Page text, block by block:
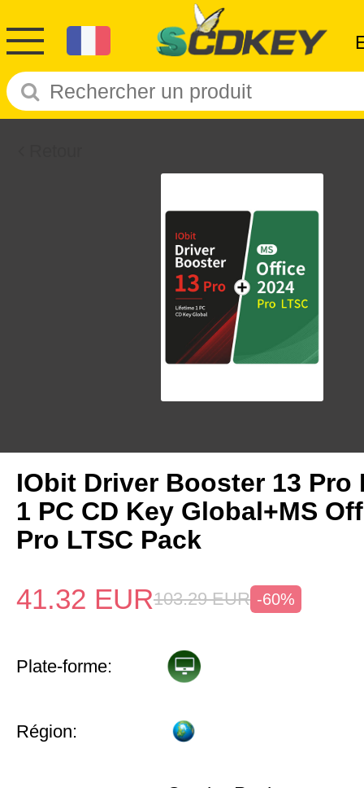
IObit Driver Booster 13 Pro
1 PC CD Key Global+MS
Pro LTSC Pack
41.32 EUR103.29 EUR -60%
Plate-forme:
Région: